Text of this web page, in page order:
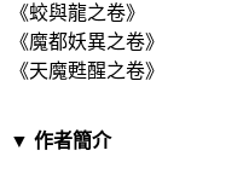
《蛟與龍之卷》
《魔都妖異之卷》
《天魔甦醒之卷》
▼ 作者簡介